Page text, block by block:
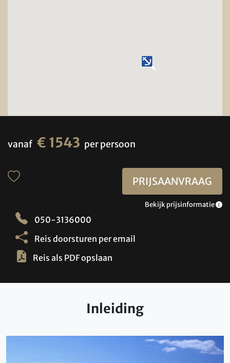
vanaf € 1543 per persoon
PRIJSAANVRAAG
Bekijk prijsinformatie
050-3136000
Reis doorsturen per email
Reis als PDF opslaan
Inleiding